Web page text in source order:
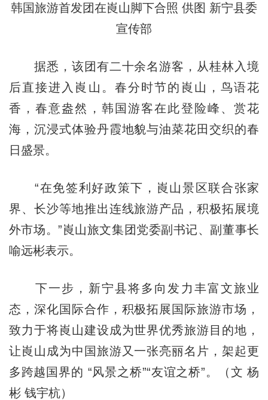
韩国旅游首发团在崀山脚下合照 供图 新宁县委
宣传部
据悉，该团有二十余名游客，从桂林入境
后直接进入崀山。春分时节的崀山，鸟语花
香，春意盎然，韩国游客在此登险峰、赏花
海，沉浸式体验丹霞地貌与油菜花田交织的春
日盛景。
“在免签利好政策下，崀山景区联合张家
界、长沙等地推出连线旅游产品，积极拓展境
外市场。”崀山旅文集团党委副书记、副董事长
喻远彬表示。
下一步，新宁县将多向发力丰富文旅业
态，深化国际合作，积极拓展国际旅游市场，
致力于将崀山建设成为世界优秀旅游目的地，
让崀山成为中国旅游又一张亮丽名片，架起更
多跨越国界的 “风景之桥”“友谊之桥”。（文 杨
彬 钱宇杭）